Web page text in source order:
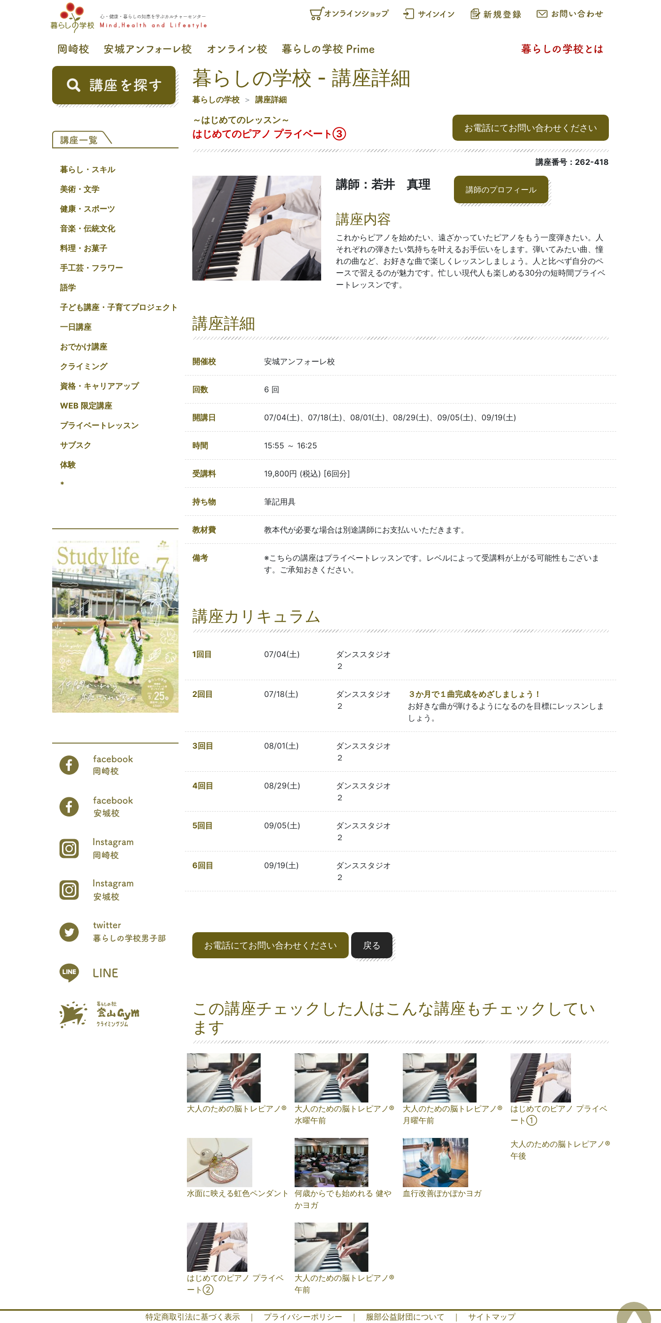
暮らし・スキル
美術・文学
健康・スポーツ
音楽・伝統文化
料理・お菓子
手工芸・フラワー
語学
子ども講座・子育てプロジェクト
一日講座
おでかけ講座
クライミング
資格・キャリアアップ
WEB 限定講座
プライベートレッスン
サブスク
体験
*
暮らしの学校 - 講座詳細
暮らしの学校 講座詳細
～はじめてのレッスン～
はじめてのピアノ プライベート➂
お電話にてお問い合わせください
講座番号：262-418
講師：若井 真理 講師のプロフィール
講座内容
これからピアノを始めたい、遠ざかっていたピアノをもう一度弾きたい。人
それぞれの弾きたい気持ちを叶えるお手伝いをします。弾いてみたい曲、憧
れの曲など、お好きな曲で楽しくレッスンしましょう。人と比べず自分のペ
ースで習えるのが魅力です。忙しい現代人も楽しめる30分の短時間プライベ
ートレッスンです。
講座詳細
開催校 安城アンフォーレ校
回数 6 回
開講日 07/04(土)、07/18(土)、08/01(土)、08/29(土)、09/05(土)、09/19(土)
時間 15:55 ～ 16:25
受講料 19,800円 (税込) [6回分]
持ち物 筆記用具
教材費 教本代が必要な場合は別途講師にお支払いいただきます。
備考
※こちらの講座はプライベートレッスンです。レベルによって受講料が上がる可能性もございま
す。ご承知おきください。
講座カリキュラム
1回目 07/04(土)
ダンススタジオ
２
2回目 07/18(土)
ダンススタジオ
２
３か月で１曲完成をめざしましょう！
お好きな曲が弾けるようになるのを目標にレッスンしま
しょう。
3回目 08/01(土)
ダンススタジオ
２
4回目 08/29(土)
ダンススタジオ
２
5回目 09/05(土)
ダンススタジオ
２
6回目 09/19(土)
ダンススタジオ
２
お電話にてお問い合わせください 戻る
この講座チェックした人はこんな講座もチェックしてい
ます
大人のための脳トレピアノ®️
大人のための脳トレピアノ®️
水曜午前
大人のための脳トレピアノ®️
月曜午前
はじめてのピアノ プライベ
ート①
水面に映える虹色ペンダント
何歳からでも始めれる 健や
かヨガ
血行改善ぽかぽかヨガ
大人のための脳トレピアノ®️
午後
はじめてのピアノ プライベ
ート➁
大人のための脳トレピアノ®️
午前
特定商取引法に基づく表示 ｜ プライバシーポリシー ｜ 服部公益財団について ｜ サイトマップ